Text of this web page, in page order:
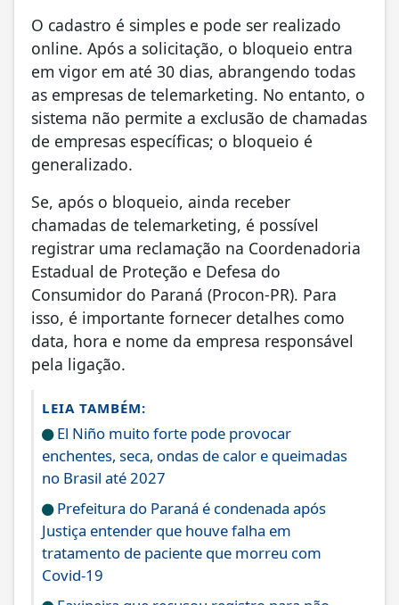
O cadastro é simples e pode ser realizado
online. Após a solicitação, o bloqueio entra
em vigor em até 30 dias, abrangendo todas
as empresas de telemarketing. No entanto, o
sistema não permite a exclusão de chamadas
de empresas específicas; o bloqueio é
generalizado.
Se, após o bloqueio, ainda receber
chamadas de telemarketing, é possível
registrar uma reclamação na Coordenadoria
Estadual de Proteção e Defesa do
Consumidor do Paraná (Procon-PR). Para
isso, é importante fornecer detalhes como
data, hora e nome da empresa responsável
pela ligação.
LEIA TAMBÉM:
El Niño muito forte pode provocar
enchentes, seca, ondas de calor e queimadas
no Brasil até 2027
Prefeitura do Paraná é condenada após
Justiça entender que houve falha em
tratamento de paciente que morreu com
Covid-19